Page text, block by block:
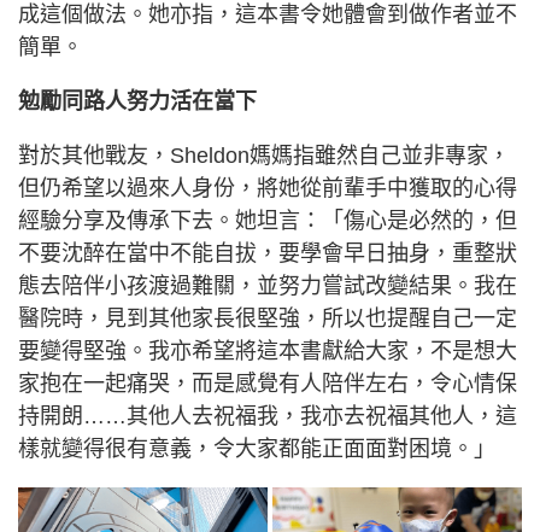
成這個做法。她亦指，這本書令她體會到做作者並不
簡單。
勉勵同路人努力活在當下
對於其他戰友，Sheldon媽媽指雖然自己並非專家，
但仍希望以過來人身份，將她從前輩手中獲取的心得
經驗分享及傳承下去。她坦言：「傷心是必然的，但
不要沈醉在當中不能自拔，要學會早日抽身，重整狀
態去陪伴小孩渡過難關，並努力嘗試改變結果。我在
醫院時，見到其他家長很堅強，所以也提醒自己一定
要變得堅強。我亦希望將這本書獻給大家，不是想大
家抱在一起痛哭，而是感覺有人陪伴左右，令心情保
持開朗……其他人去祝福我，我亦去祝福其他人，這
樣就變得很有意義，令大家都能正面面對困境。」